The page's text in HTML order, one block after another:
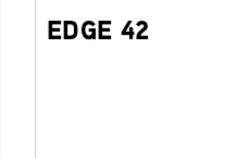
EDGE 42